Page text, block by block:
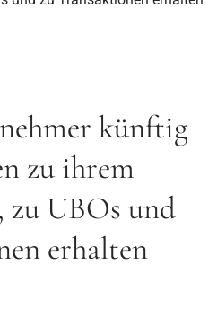
künftig
zu ihrem
zu UBOs und
erhalten